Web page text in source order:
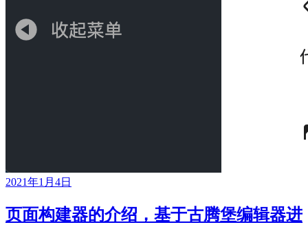
2021年1月4日
页面构建器的介绍，基于古腾堡编辑器进